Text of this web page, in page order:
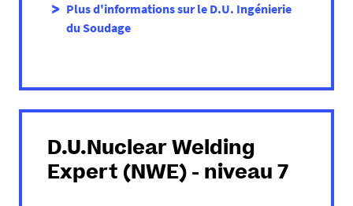
Plus d'informations sur le D.U. Ingénierie
du Soudage
D.U.Nuclear Welding
Expert (NWE) - niveau 7